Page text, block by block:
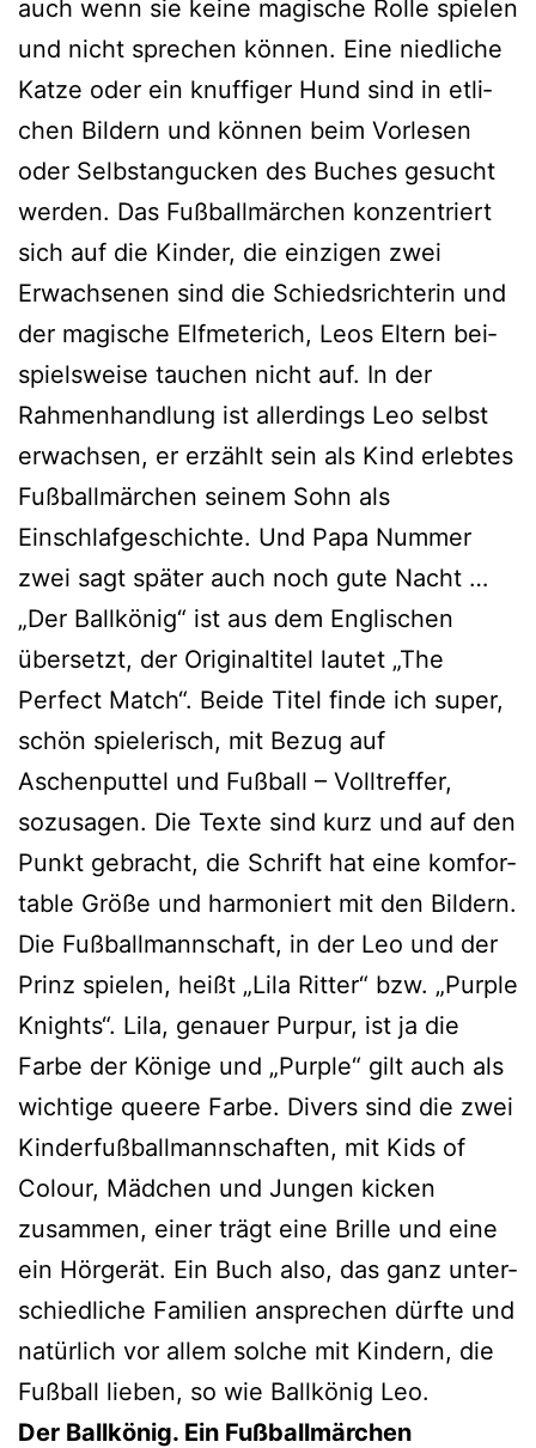
auch wenn sie kei­ne magi­sche Rolle spie­len
und nicht spre­chen kön­nen. Eine nied­li­che
Katze oder ein knuf­fi­ger Hund sind in etli­
chen Bildern und kön­nen beim Vorlesen
oder Selbstangucken des Buches gesucht
wer­den. Das Fußballmärchen kon­zen­triert
sich auf die Kinder, die ein­zi­gen zwei
Erwachsenen sind die Schiedsrichterin und
der magi­sche Elfmeterich, Leos Eltern bei­
spiels­wei­se tau­chen nicht auf. In der
Rahmenhandlung ist aller­dings Leo selbst
erwach­sen, er erzählt sein als Kind erleb­tes
Fußballmärchen sei­nem Sohn als
Einschlafgeschichte. Und Papa Nummer
zwei sagt spä­ter auch noch gute Nacht …
„Der Ballkönig“ ist aus dem Englischen
über­setzt, der Originaltitel lau­tet „The
Perfect Match“. Beide Titel fin­de ich super,
schön spie­le­risch, mit Bezug auf
Aschenputtel und Fußball – Volltreffer,
sozu­sa­gen. Die Texte sind kurz und auf den
Punkt gebracht, die Schrift hat eine kom­for­
ta­ble Größe und har­mo­niert mit den Bildern.
Die Fußballmannschaft, in der Leo und der
Prinz spie­len, heißt „Lila Ritter“ bzw. „Purple
Knights“. Lila, genau­er Purpur, ist ja die
Farbe der Könige und „Purple“ gilt auch als
wich­ti­ge que­e­re Farbe. Divers sind die zwei
Kinderfußballmannschaften, mit Kids of
Colour, Mädchen und Jungen kicken
zusam­men, einer trägt eine Brille und eine
ein Hörgerät. Ein Buch also, das ganz unter­
schied­li­che Familien anspre­chen dürf­te und
natür­lich vor allem sol­che mit Kindern, die
Fußball lie­ben, so wie Ballkönig Leo.
Der Ballkönig. Ein Fußballmärchen